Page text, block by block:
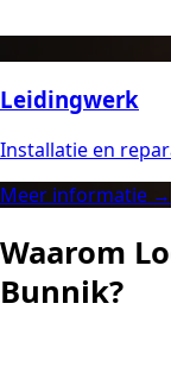
Leidingwerk
Installatie en
Meer informatie →
Waarom
Bunnik?